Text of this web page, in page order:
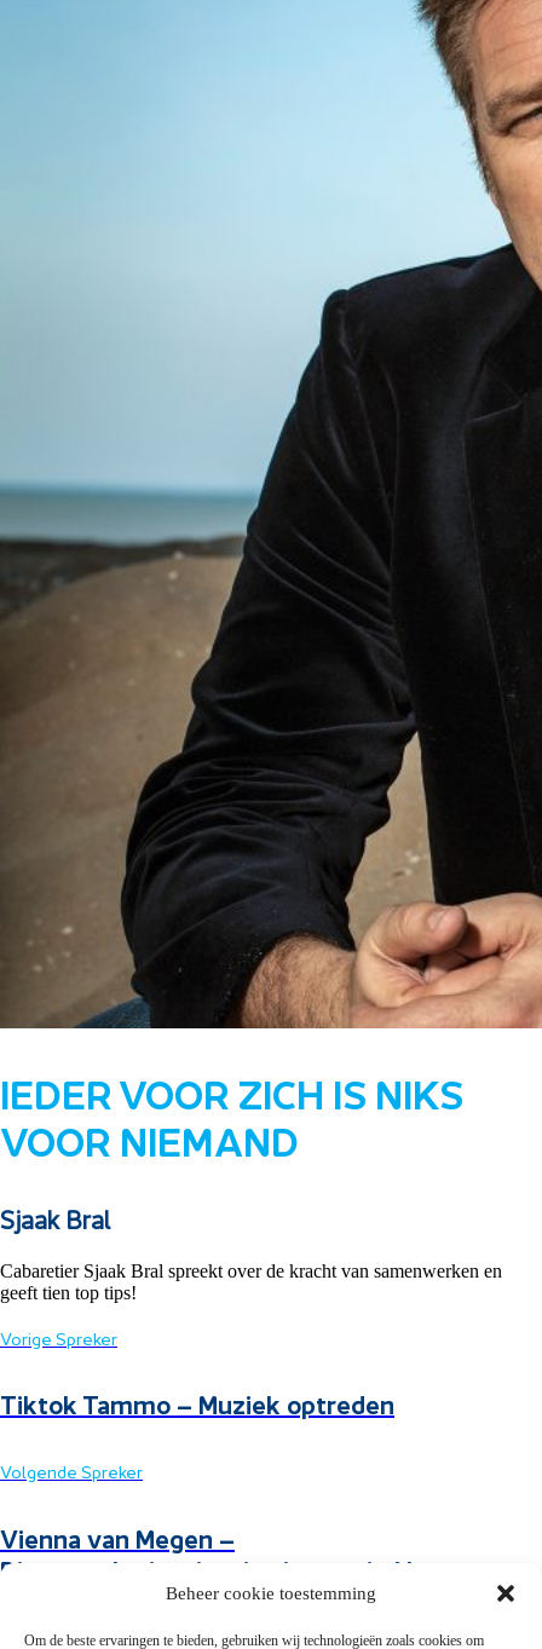
Beheer cookie toestemming
Om de beste ervaringen te bieden, gebruiken wij technologieën zoals cookies om
IEDER VOOR ZICH IS NIKS
VOOR NIEMAND
Sjaak Bral
Cabaretier Sjaak Bral spreekt over de kracht van samenwerken en
geeft tien top tips!
Vorige Spreker
Tiktok Tammo – Muziek optreden
Volgende Spreker
Vienna van Megen –
Dienstverleningsinspiratie vanuit Almere